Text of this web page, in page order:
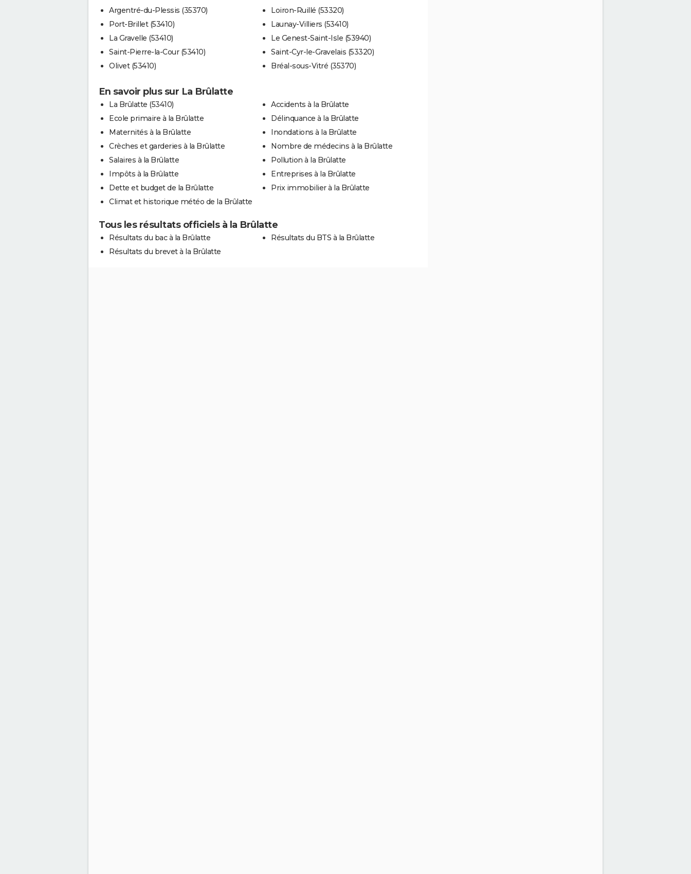
Argentré-du-Plessis (35370)
Port-Brillet (53410)
La Gravelle (53410)
Saint-Pierre-la-Cour (53410)
Olivet (53410)
Loiron-Ruillé (53320)
Launay-Villiers (53410)
Le Genest-Saint-Isle (53940)
Saint-Cyr-le-Gravelais (53320)
Bréal-sous-Vitré (35370)
En savoir plus sur La Brûlatte
La Brûlatte (53410)
Ecole primaire à la Brûlatte
Maternités à la Brûlatte
Crèches et garderies à la Brûlatte
Salaires à la Brûlatte
Impôts à la Brûlatte
Dette et budget de la Brûlatte
Climat et historique météo de la Brûlatte
Accidents à la Brûlatte
Délinquance à la Brûlatte
Inondations à la Brûlatte
Nombre de médecins à la Brûlatte
Pollution à la Brûlatte
Entreprises à la Brûlatte
Prix immobilier à la Brûlatte
Tous les résultats officiels à la Brûlatte
Résultats du bac à la Brûlatte
Résultats du brevet à la Brûlatte
Résultats du BTS à la Brûlatte